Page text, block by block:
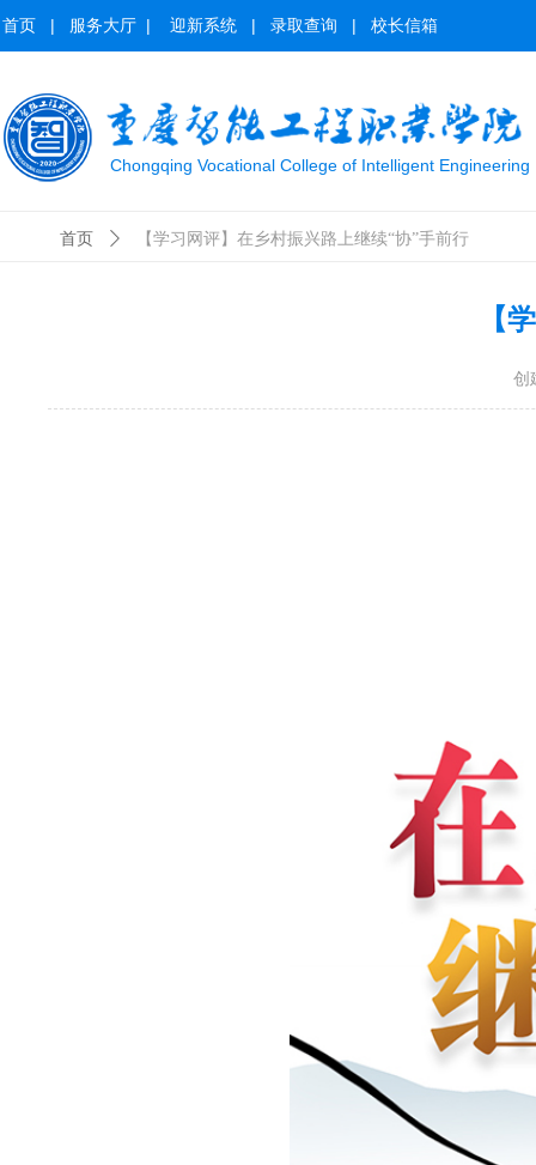
Chongqing Vocational College of Intelligent Engineering
首页 | 服务大厅 | 迎新系统 | 录取查询 | 校长信箱
【
创
首页 ꄲ 【学习网评】在乡村振兴路上继续“协”手前行